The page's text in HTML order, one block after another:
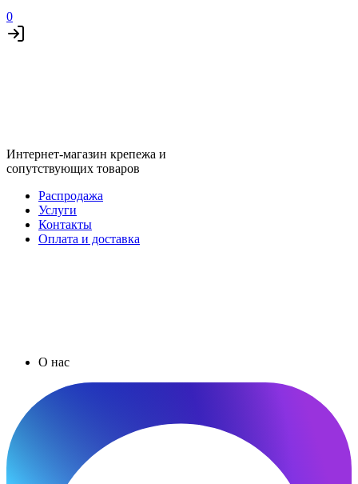
0
Интернет-магазин крепежа и
сопутствующих товаров
Распродажа
Услуги
Контакты
Оплата и доставка
О нас